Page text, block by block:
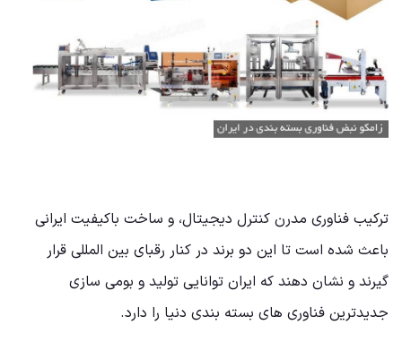
ترکیب فناوری مدرن کنترل دیجیتال، و ساخت باکیفیت ایرانی
باعث شده است تا این دو برند در کنار رقبای بین المللی قرار
گیرند و نشان دهند که ایران توانایی تولید و بومی سازی
جدیدترین فناوری های بسته بندی دنیا را دارد.